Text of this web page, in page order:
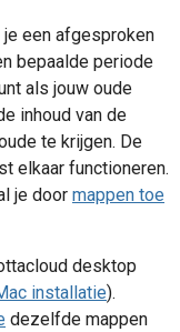
een afgesproken
bepaalde periode
als jouw oude
inhoud van de
te krijgen. De
elkaar functioneren.
je door mappen toe
desktop
installatie).
dezelfde mappen